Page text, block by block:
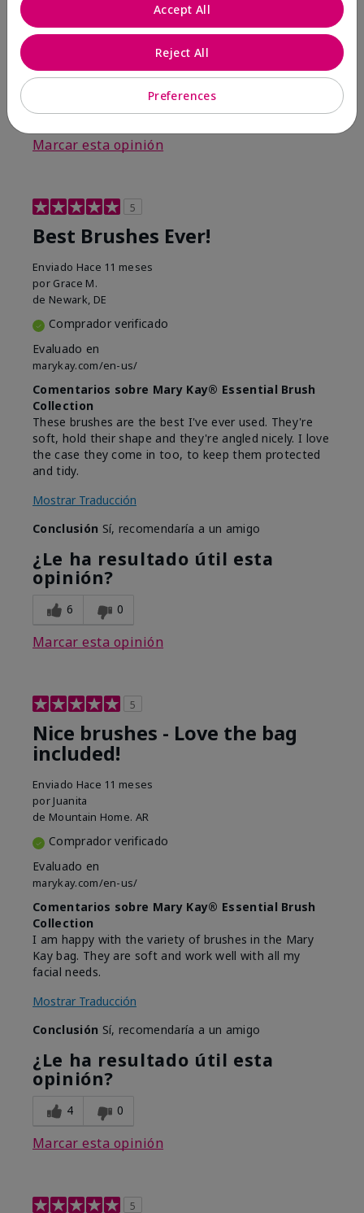
ConclusiónSí, recomendaría a un amigo
¿Le ha resultado útil esta
opinión?
7 0
Marcar esta opinión
5
Best Brushes Ever!
Enviado Hace 11 meses
por Grace M.
de Newark, DE
Comprador verificado
Evaluado en
marykay.com/en-us/
Comentarios sobre Mary Kay® Essential Brush
Collection
These brushes are the best I've ever used. They're
soft, hold their shape and they're angled nicely. I love
the case they come in too, to keep them protected
and tidy.
Mostrar Traducción
Conclusión Sí, recomendaría a un amigo
¿Le ha resultado útil esta
opinión?
6 0
Marcar esta opinión
5
Nice brushes - Love the bag
included!
Enviado Hace 11 meses
por Juanita
de Mountain Home. AR
Comprador verificado
Evaluado en
marykay.com/en-us/
Comentarios sobre Mary Kay® Essential Brush
Collection
I am happy with the variety of brushes in the Mary
Kay bag. They are soft and work well with all my
facial needs.
Mostrar Traducción
Conclusión Sí, recomendaría a un amigo
¿Le ha resultado útil esta
opinión?
4 0
Marcar esta opinión
5
Preferences
Reject All
Accept All